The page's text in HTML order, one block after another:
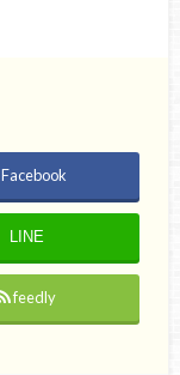
Facebook
LINE
feedly